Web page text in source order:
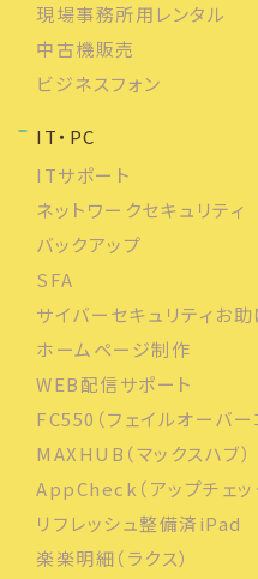
現場事務所用レンタル
中古機販売
ビジネスフォン
IT・PC
ITサポート
ネットワークセキュリティ
バックアップ
SFA
サイバーセキュリティお
ホームページ制作
WEB配信サポート
FC550（フェイルオーバー
MAXHUB（マックスハブ）
AppCheck（アップチェッ
リフレッシュ整備済iPad
楽楽明細（ラクス）